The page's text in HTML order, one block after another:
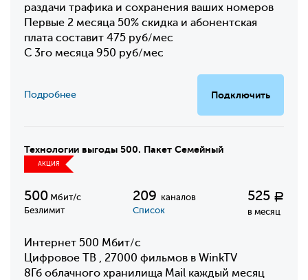
раздачи трафика и сохранения ваших номеров
Первые 2 месяца 50% скидка и абонентская
плата составит 475 руб/мес
С 3го месяца 950 руб/мес
Подключить
Подробнее
Технологии выгоды 500. Пакет Семейный
АКЦИЯ
500 Мбит/с
Безлимит
209 каналов
Список
525 Р
в месяц
Интернет 500 Мбит/с
Цифровое ТВ , 27000 фильмов в WinkTV
8Гб облачного хранилища Mail каждый месяц